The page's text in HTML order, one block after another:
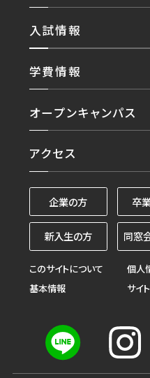
入試情報
学費情報
オープンキャンパス
アクセス
企業の方 卒
新入生の方 同窓
このサイトについて 個人
基本情報
サイ